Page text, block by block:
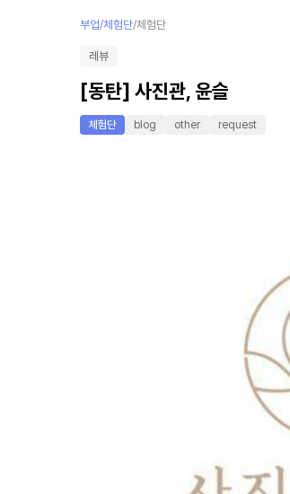
부업/체험단/체험단
레뷰
[동탄] 사진관, 윤슬
체험단 blog other request